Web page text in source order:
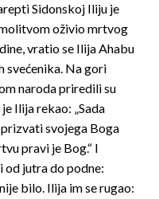
Sidonskoj Iliju je
oživio mrtvog
vratio se Ilija Ahabu
svećenika. Na gori
naroda priredili su
Ilija rekao: „Sada
svojega Boga
pravi je Bog.“ I
od jutra do podne:
bilo. Ilija im se rugao: